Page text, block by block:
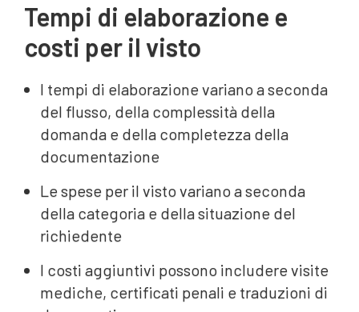
Tempi di elaborazione e
costi per il visto
I tempi di elaborazione variano a seconda
del flusso, della complessità della
domanda e della completezza della
documentazione
Le spese per il visto variano a seconda
della categoria e della situazione del
richiedente
I costi aggiuntivi possono includere visite
mediche, certificati penali e traduzioni di